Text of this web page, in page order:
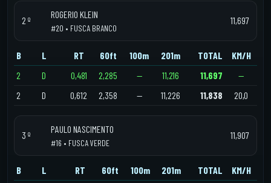
2 º
ROGERIO KLEIN
#20 • FUSCA BRANCO
11,697
B L RT 60ft 100m 201m TOTAL
KM/H
2
D 0,481 2,285 — 11,216 11,697
—
2
D 0,612 2,358 — 11,226 11,838 20,0
3 º
PAULO NASCIMENTO
#16 • FUSCA VERDE
11,907
B L RT 60ft 100m 201m TOTAL
KM/H